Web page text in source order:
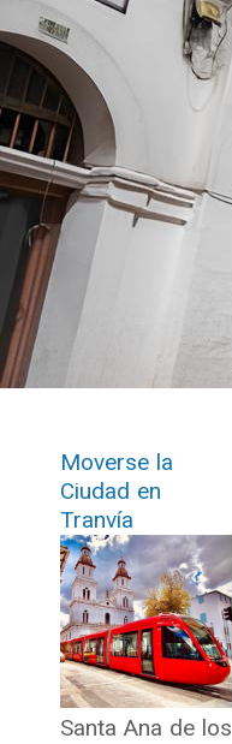
Moverse la
Ciudad en
Tranvía
Santa Ana de los